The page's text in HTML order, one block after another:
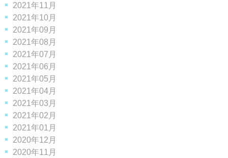
2021年11月
2021年10月
2021年09月
2021年08月
2021年07月
2021年06月
2021年05月
2021年04月
2021年03月
2021年02月
2021年01月
2020年12月
2020年11月